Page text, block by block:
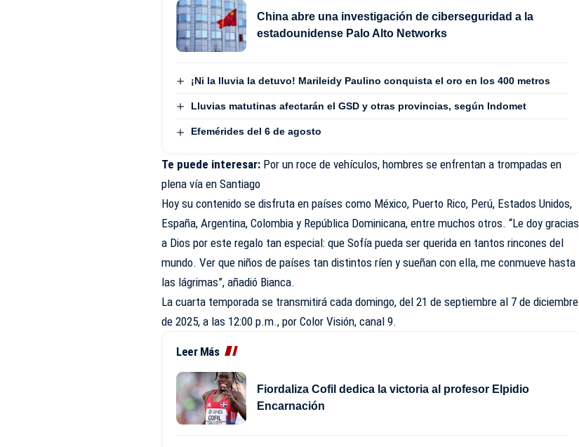
China abre una investigación de ciberseguridad a la
estadounidense Palo Alto Networks
¡Ni la lluvia la detuvo! Marileidy Paulino conquista el oro en los 400 metros
Lluvias matutinas afectarán el GSD y otras provincias, según Indomet
Efemérides del 6 de agosto
Te puede interesar: Por un roce de vehículos, hombres se enfrentan a trompadas en
plena vía en Santiago
Hoy su contenido se disfruta en países como México, Puerto Rico, Perú, Estados Unidos,
España, Argentina, Colombia y República Dominicana, entre muchos otros. “Le doy gracias
a Dios por este regalo tan especial: que Sofía pueda ser querida en tantos rincones del
mundo. Ver que niños de países tan distintos ríen y sueñan con ella, me conmueve hasta
las lágrimas”, añadió Bianca.
La cuarta temporada se transmitirá cada domingo, del 21 de septiembre al 7 de diciembre
de 2025, a las 12:00 p.m., por Color Visión, canal 9.
Leer Más
Fiordaliza Cofil dedica la victoria al profesor Elpidio
Encarnación